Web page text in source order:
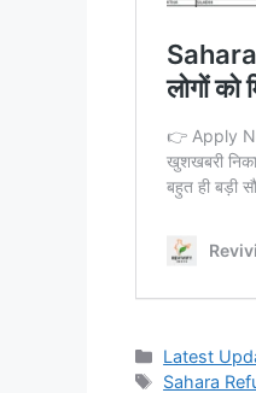
Categories
Latest
Tags
Sahara